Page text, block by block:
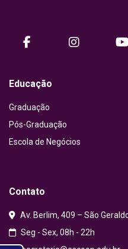
facebookinstagram
Educação
Graduação
Pós-Graduação
Escola de Negócios
Contato
Av. Berlim, 409 – São
Seg - Sex, 08h - 22h